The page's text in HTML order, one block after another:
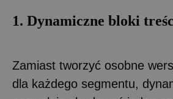
1. Dynamiczne bloki
Zamiast tworzyć osobne
dla każdego segmentu,